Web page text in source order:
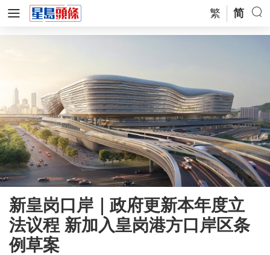
繁 简
新皇岗口岸｜政府更新本年度立
法议程 新加入皇岗港方口岸区条
例草案